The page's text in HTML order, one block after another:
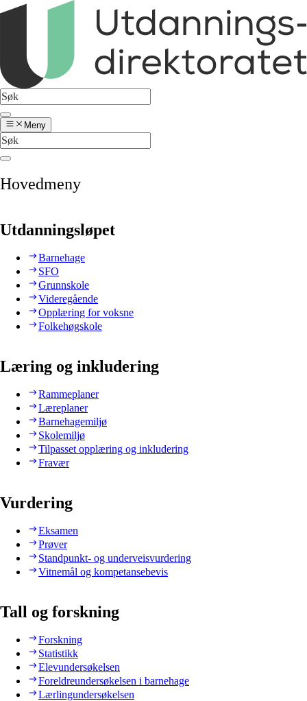
Meny
Hovedmeny
Utdanningsløpet
Barnehage
SFO
Grunnskole
Videregående
Opplæring for voksne
Folkehøgskole
Læring og inkludering
Rammeplaner
Læreplaner
Barnehagemiljø
Skolemiljø
Tilpasset opplæring og inkludering
Fravær
Vurdering
Eksamen
Prøver
Standpunkt- og underveisvurdering
Vitnemål og kompetansebevis
Tall og forskning
Forskning
Statistikk
Elevundersøkelsen
Foreldreundersøkelsen i barnehage
Lærlingundersøkelsen